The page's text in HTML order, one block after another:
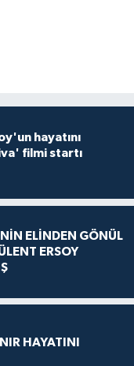
hayatını
filmi startı
ELİNDEN GÖNÜL
ERSOY
HAYATINI